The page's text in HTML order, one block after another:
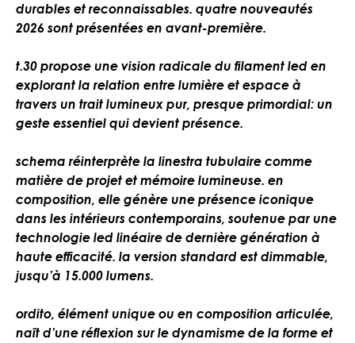
durables et reconnaissables. quatre nouveautés
2026 sont présentées en avant-première.
t.30 propose une vision radicale du filament led en
explorant la relation entre lumière et espace à
travers un trait lumineux pur, presque primordial: un
geste essentiel qui devient présence.
schema réinterprète la linestra tubulaire comme
matière de projet et mémoire lumineuse. en
composition, elle génère une présence iconique
dans les intérieurs contemporains, soutenue par une
technologie led linéaire de dernière génération à
haute efficacité. la version standard est dimmable,
jusqu’à 15.000 lumens.
ordito, élément unique ou en composition articulée,
naît d’une réflexion sur le dynamisme de la forme et